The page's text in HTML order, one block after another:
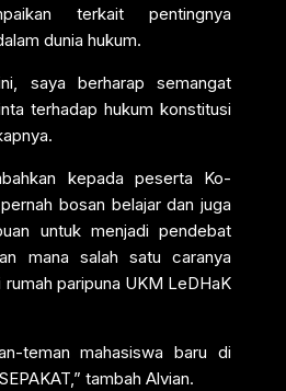
terkait pentingnya
dunia hukum.
saya berharap semangat
terhadap hukum konstitusi
kepada peserta Ko-
bosan belajar dan juga
untuk menjadi pendebat
mana salah satu caranya
paripuna UKM LeDHaK
teman mahasiswa baru di
tambah Alvian.